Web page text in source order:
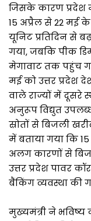
जिसके कारण प्रदेश
15 अप्रैल से 22 मई
यूनिट प्रतिदिन से
गया, जबकि पीक
मेगावाट तक पहुंच
मई को उत्तर प्रदेश
वाले राज्यों में दूसरे
अनुरूप विद्युत
स्रोतों से बिजली
में बताया गया कि
अलग कारणों से
उत्तर प्रदेश पावर
बैंकिंग व्यवस्था की
मुख्यमंत्री ने भविष्य